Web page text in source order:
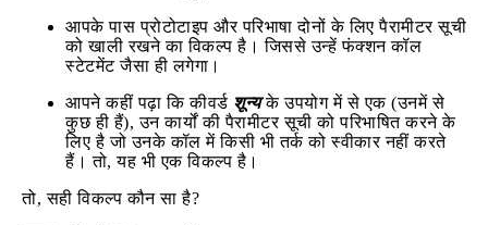
आपके पास प्रोटोटाइप और परिभाषा दोनों के लिए पैरामीटर सूची
को खाली रखने का विकल्प है। जिससे उन्हें फंक्शन कॉल
स्टेटमेंट जैसा ही लगेगा।
आपने कहीं पढ़ा कि कीवर्ड शून्यके उपयोग में से एक (उनमें से
कुछ ही हैं), उन कार्यों की पैरामीटर सूची को परिभाषित करने के
लिए है जो उनके कॉल में किसी भी तर्क को स्वीकार नहीं करते
हैं। तो, यह भी एक विकल्प है।
तो, सही विकल्प कौन सा है?